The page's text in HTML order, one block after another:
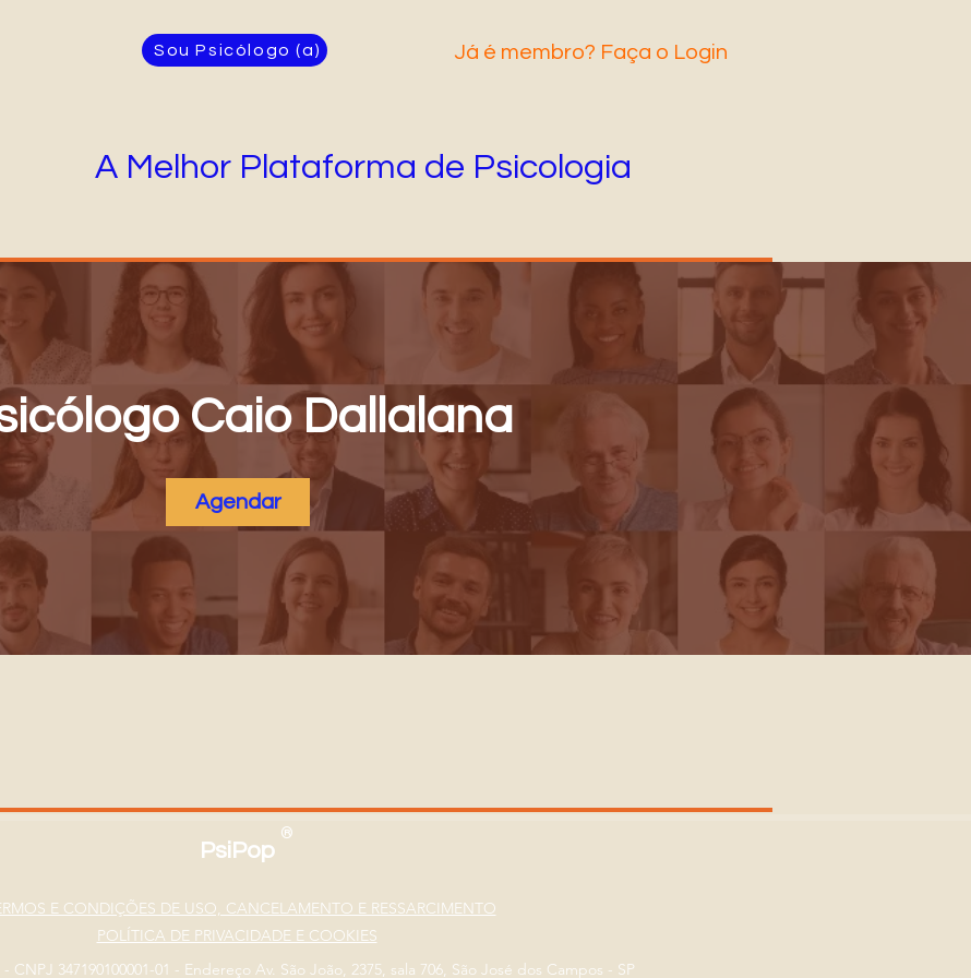
Sou Psicólogo (a) Já é membro? Faça o Login
A Melhor Plataforma de Psicologia
Caio Dallalana
Agendar
PsiPop
®
E CONDIÇÕES DE USO, CANCELAMENTO E RESSARCIMENTO
POLÍTICA DE PRIVACIDADE E COOKIES
CNPJ 347190100001-01 - Endereço Av. São João, 2375, sala 706, São José dos Campos - SP